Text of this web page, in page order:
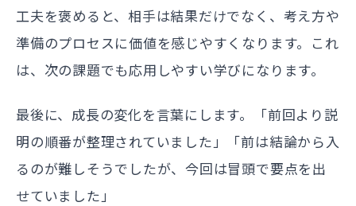
工夫を褒めると、相手は結果だけでなく、考え方や
準備のプロセスに価値を感じやすくなります。これ
は、次の課題でも応用しやすい学びになります。
最後に、成長の変化を言葉にします。「前回より説
明の順番が整理されていました」「前は結論から入
るのが難しそうでしたが、今回は冒頭で要点を出
せていました」